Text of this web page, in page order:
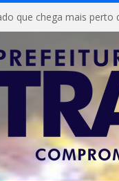
que chega mais perto